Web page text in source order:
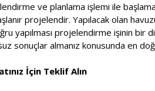
ve planlama işlemi ile
projelendir. Yapılacak olan
yapılması projelendirme işinin
sonuçlar almanız konusunda en
İçin Teklif Alın